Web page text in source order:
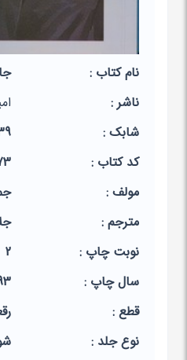
نام کتاب :
ناشر :
شابک :
کد کتاب :
مولف :
مترجم :
نوبت چاپ :
2
سال چاپ :
قطع :
نوع جلد :